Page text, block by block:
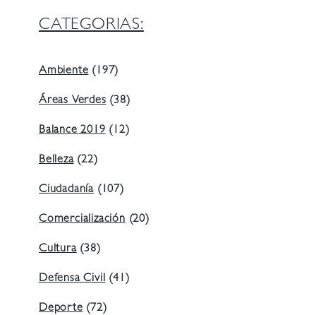
CATEGORIAS:
Ambiente (197)
Áreas Verdes (38)
Balance 2019 (12)
Belleza(22)
Ciudadanía (107)
Comercialización (20)
Cultura(38)
Defensa Civil (41)
Deporte (72)